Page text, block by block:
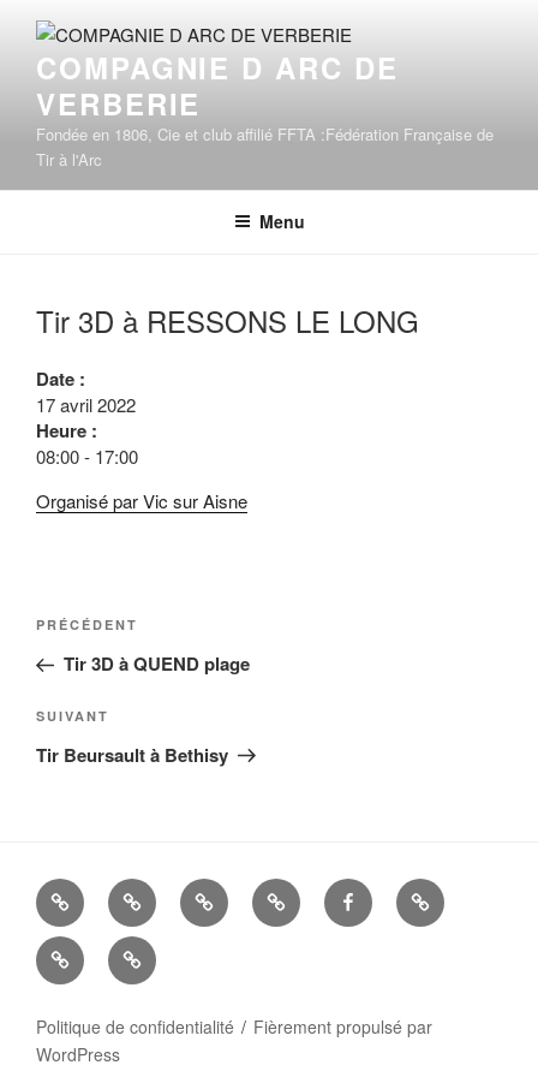
contenu
principal
COMPAGNIE D ARC DE
VERBERIE
Fondée en 1806, Cie et club affilié FFTA :Fédération Française de
Tir à l'Arc
Menu
Tir 3D à RESSONS LE LONG
Date :
17 avril 2022
Heure :
08:00- 17:00
Organisé par Vic sur Aisne
Navigation
l’article
Article
précédent
PRÉCÉDENT
Tir 3D à QUEND plage
Article
suivant
SUIVANT
Tir Beursault à Bethisy
La
Cie
d’Arc
Histoire ALBUMSLIENS
UTILES
FACEBOOK
Mandats
Nous
contacter
–
Politique de confidentialité
Fièrement propulsé par
WordPress